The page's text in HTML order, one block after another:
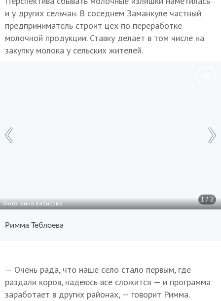
и у других сельчан. В соседнем Заманкуле частный
предприниматель строит цех по переработке
молочной продукции. Ставку делает в том числе на
закупку молока у сельских жителей.
1 / 2
Фото: Анна Кабисова
Римма Теблоева
— Очень рада, что наше село стало первым, где
раздали коров, надеюсь все сложится — и программа
заработает в других районах, — говорит Римма.